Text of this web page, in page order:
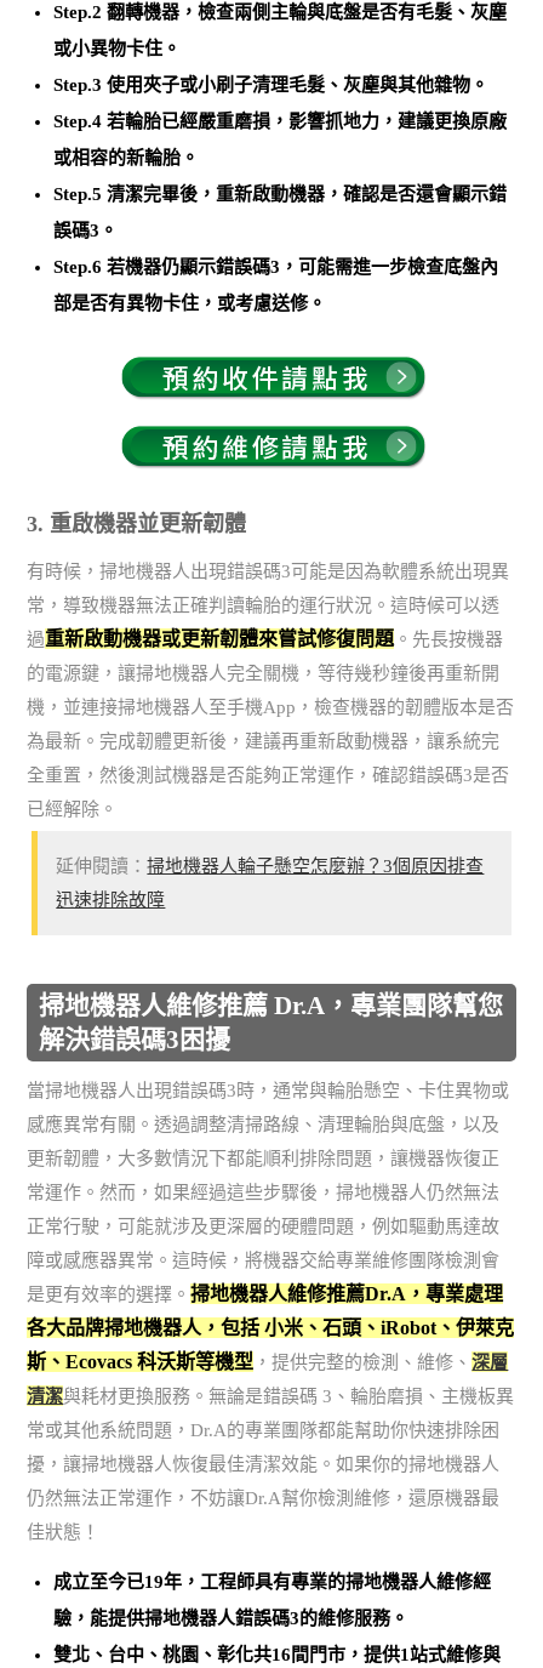
Step.2 翻轉機器，檢查兩側主輪與底盤是否有毛髮、灰塵
或小異物卡住。
Step.3 使用夾子或小刷子清理毛髮、灰塵與其他雜物。
Step.4 若輪胎已經嚴重磨損，影響抓地力，建議更換原廠
或相容的新輪胎。
Step.5 清潔完畢後，重新啟動機器，確認是否還會顯示錯
誤碼3。
Step.6 若機器仍顯示錯誤碼3，可能需進一步檢查底盤內
部是否有異物卡住，或考慮送修。
3. 重啟機器並更新韌體
有時候，掃地機器人出現錯誤碼3可能是因為軟體系統出現異
常，導致機器無法正確判讀輪胎的運行狀況。這時候可以透
過重新啟動機器或更新韌體來嘗試修復問題 。先長按機器
的電源鍵，讓掃地機器人完全關機，等待幾秒鐘後再重新開
機，並連接掃地機器人至手機App，檢查機器的韌體版本是否
為最新。完成韌體更新後，建議再重新啟動機器，讓系統完
全重置，然後測試機器是否能夠正常運作，確認錯誤碼3是否
已經解除。
延伸閱讀：掃地機器人輪子懸空怎麼辦？3個原因排查
迅速排除故障
掃地機器人維修推薦 Dr.A，專業團隊幫您
解決錯誤碼3困擾
當掃地機器人出現錯誤碼3時，通常與輪胎懸空、卡住異物或
感應異常有關。透過調整清掃路線、清理輪胎與底盤，以及
更新韌體，大多數情況下都能順利排除問題，讓機器恢復正
常運作。然而，如果經過這些步驟後，掃地機器人仍然無法
正常行駛，可能就涉及更深層的硬體問題，例如驅動馬達故
障或感應器異常。這時候，將機器交給專業維修團隊檢測會
是更有效率的選擇。掃地機器人維修推薦Dr.A，專業處理
各大品牌掃地機器人，包括 小米、石頭、iRobot、伊萊克
斯、Ecovacs 科沃斯等機型 ，提供完整的檢測、維修、深層
清潔與耗材更換服務。無論是錯誤碼 3、輪胎磨損、主機板異
常或其他系統問題，Dr.A的專業團隊都能幫助你快速排除困
擾，讓掃地機器人恢復最佳清潔效能。如果你的掃地機器人
仍然無法正常運作，不妨讓Dr.A幫你檢測維修，還原機器最
佳狀態！
成立至今已19年，工程師具有專業的掃地機器人維修經
驗，能提供掃地機器人錯誤碼3的維修服務。
雙北、台中、桃園、彰化共16間門市，提供1站式維修與